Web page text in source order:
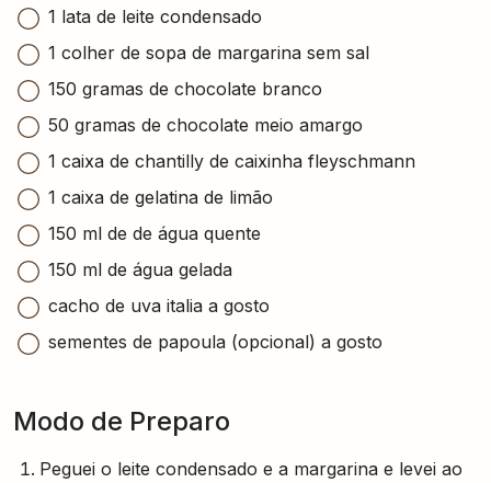
1 lata de leite condensado
1 colher de sopa de margarina sem sal
150 gramas de chocolate branco
50 gramas de chocolate meio amargo
1 caixa de chantilly de caixinha fleyschmann
1 caixa de gelatina de limão
150 ml de de água quente
150 ml de água gelada
cacho de uva italia a gosto
sementes de papoula (opcional) a gosto
Modo de Preparo
Peguei o leite condensado e a margarina e levei ao